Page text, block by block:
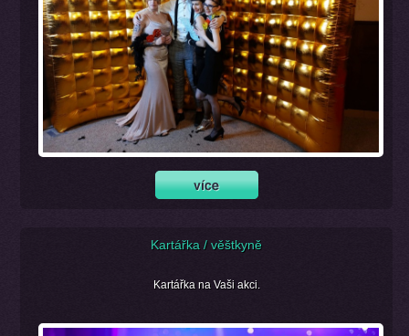
Kartářka / věštkyně
Kartářka na Vaši akci.